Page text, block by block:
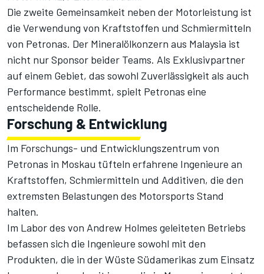
Die zweite Gemeinsamkeit neben der Motorleistung ist
die Verwendung von Kraftstoffen und Schmiermitteln
von Petronas. Der Mineralölkonzern aus Malaysia ist
nicht nur Sponsor beider Teams. Als Exklusivpartner
auf einem Gebiet, das sowohl Zuverlässigkeit als auch
Performance bestimmt, spielt Petronas eine
entscheidende Rolle.
Forschung & Entwicklung
Im Forschungs- und Entwicklungszentrum von
Petronas in Moskau tüfteln erfahrene Ingenieure an
Kraftstoffen, Schmiermitteln und Additiven, die den
extremsten Belastungen des Motorsports Stand
halten.
Im Labor des von Andrew Holmes geleiteten Betriebs
befassen sich die Ingenieure sowohl mit den
Produkten, die in der Wüste Südamerikas zum Einsatz